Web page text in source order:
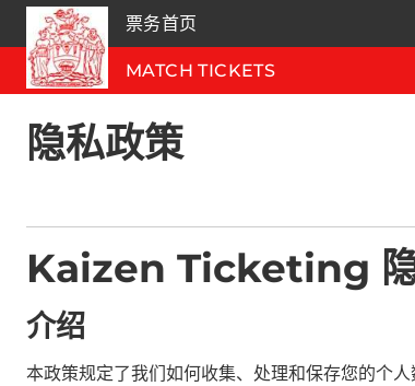
票务首页
MATCH TICKETS
隐私政策
Kaizen Ticketing
介绍
本政策规定了我们如何收集、处理和保存您的个